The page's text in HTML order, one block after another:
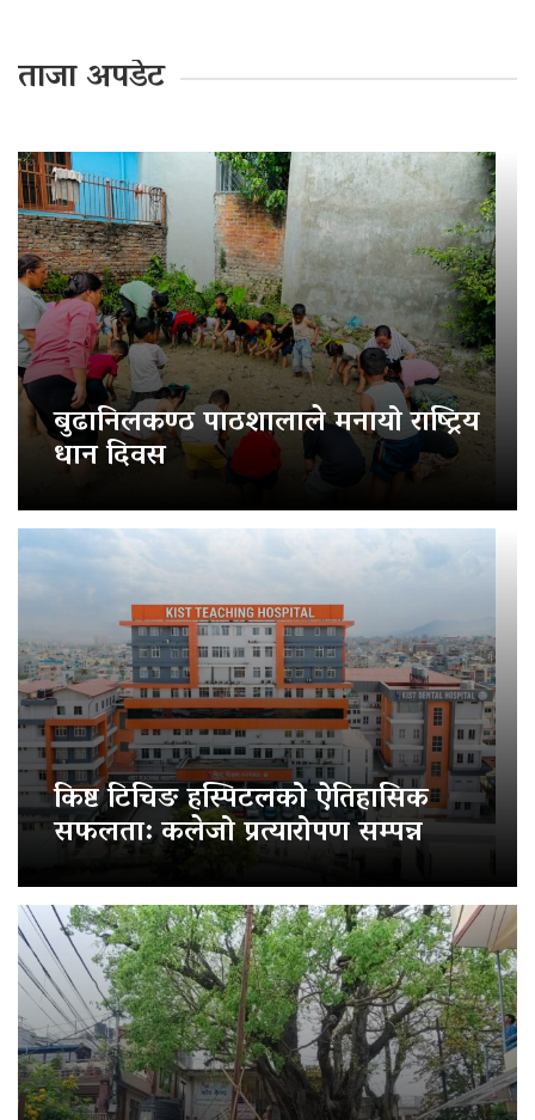
ताजा अपडेट
बुढानिलकण्ठ पाठशालाले मनायो राष्ट्रिय
धान दिवस
किष्ट टिचिङ हस्पिटलको ऐतिहासिक
सफलता: कलेजो प्रत्यारोपण सम्पन्न